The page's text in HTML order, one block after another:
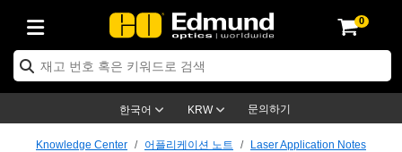
0
한국어 KRW 문의하기
Optics
and Electronics
Lenses
Cameras
& 조명
& Detection
Solutions
Production
Tools
By Application
By Brand
ProductsProducts
Products
Knowledge Center 어플리케이션 노트
Laser Application Notes